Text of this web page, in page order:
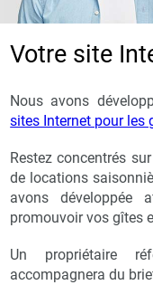
Votre site
Nous avons
sites Internet pour les
Restez concentrés
de locations
avons développée
promouvoir vos gîtes
Un propriétaire
accompagnera du